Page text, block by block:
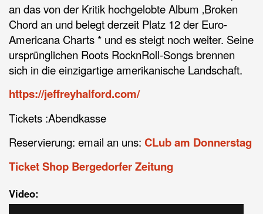
an das von der Kritik hochgelobte Album ‚Broken
Chord an und belegt derzeit Platz 12 der Euro-
Americana Charts * und es steigt noch weiter. Seine
ursprünglichen Roots RocknRoll-Songs brennen
sich in die einzigartige amerikanische Landschaft.
https://jeffreyhalford.com/
Tickets :Abendkasse
Reservierung: email an uns: CLub am Donnerstag
Ticket Shop Bergedorfer Zeitung
Video: